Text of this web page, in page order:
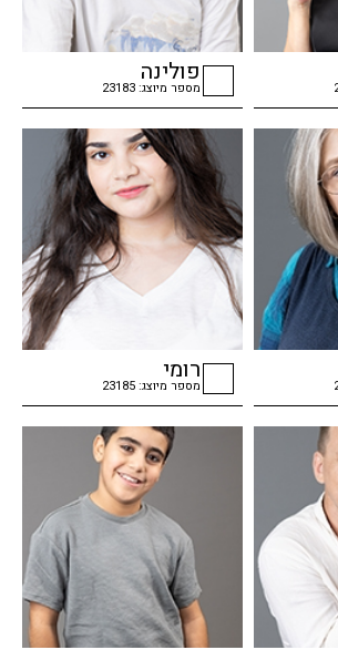
checkbox
פולינה
מספר מיוצג: 23183
checkbox
רומי
מספר מיוצג: 23185